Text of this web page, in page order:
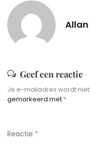
Allan
Geef een reactie
Je e-mailadres wordt
gemarkeerd met *
Reactie *